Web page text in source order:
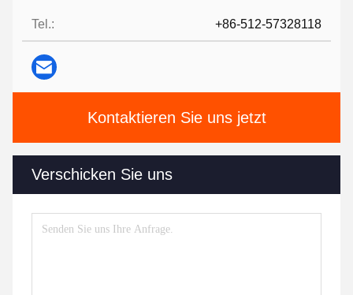
Tel.: +86-512-57328118
Kontaktieren Sie uns jetzt
Verschicken Sie uns